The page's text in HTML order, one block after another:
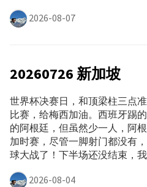
2026-08-07
20260726 新加坡
世界杯决赛日，和顶梁柱三点
比赛，给梅西加油。西班牙踢
的阿根廷，但虽然少一人，阿
加时赛，尽管一脚射门都没有
球大战了！下半场还没结束，我
2026-08-04